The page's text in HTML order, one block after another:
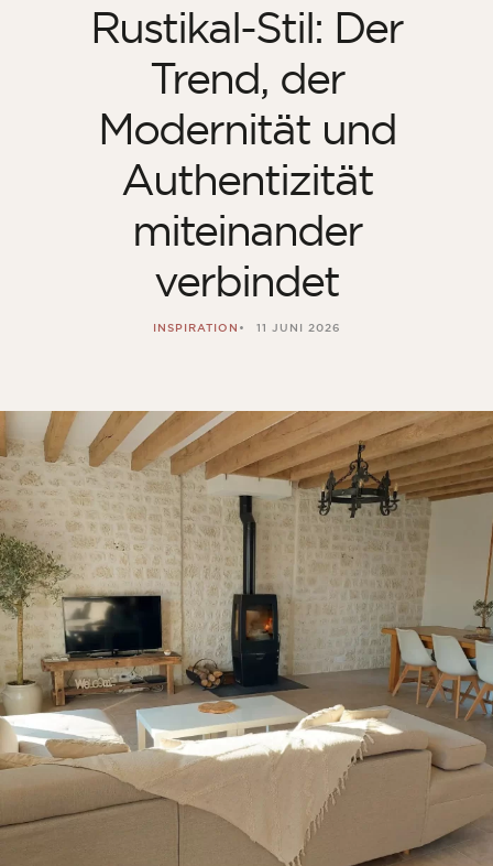
Rustikal-Stil: Der
Trend, der
Modernität und
Authentizität
miteinander
verbindet
INSPIRATION 11 JUNI 2026